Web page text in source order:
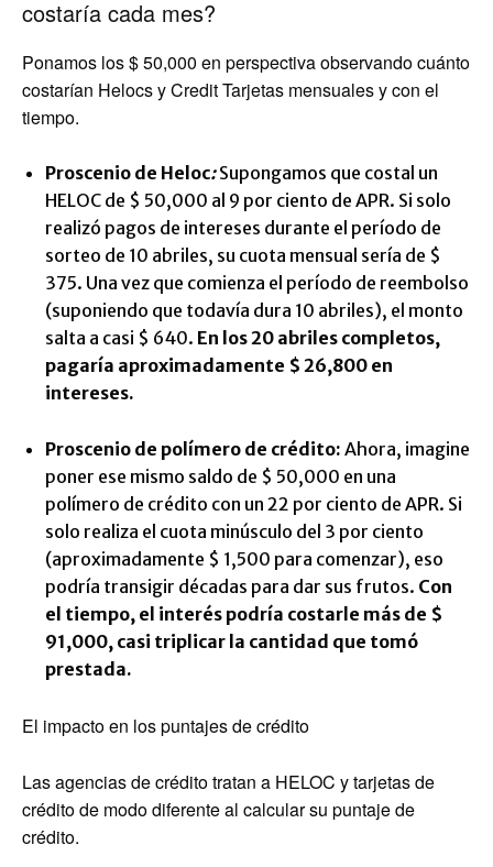
costaría cada mes?
Ponamos los $ 50,000 en perspectiva observando cuánto
costarían Helocs y Credit Tarjetas mensuales y con el
tiempo.
Proscenio de Heloc:Supongamos que costal un
HELOC de $ 50,000 al 9 por ciento de APR. Si solo
realizó pagos de intereses durante el período de
sorteo de 10 abriles, su cuota mensual sería de $
375. Una vez que comienza el período de reembolso
(suponiendo que todavía dura 10 abriles), el monto
salta a casi $ 640. En los 20 abriles completos,
pagaría aproximadamente $ 26,800 en
intereses.
Proscenio de polímero de crédito: Ahora, imagine
poner ese mismo saldo de $ 50,000 en una
polímero de crédito con un 22 por ciento de APR. Si
solo realiza el cuota minúsculo del 3 por ciento
(aproximadamente $ 1,500 para comenzar), eso
podría transigir décadas para dar sus frutos. Con
el tiempo, el interés podría costarle más de $
91,000, casi triplicar la cantidad que tomó
prestada.
El impacto en los puntajes de crédito
Las agencias de crédito tratan a HELOC y tarjetas de
crédito de modo diferente al calcular su puntaje de
crédito.